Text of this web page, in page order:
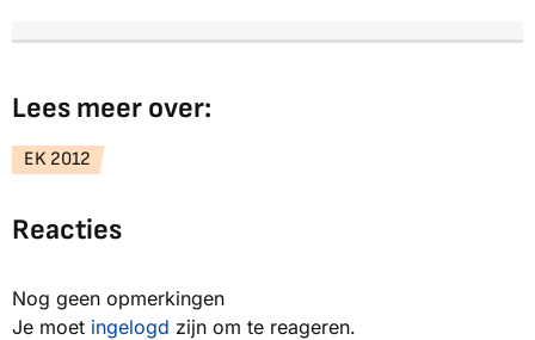
Lees meer over:
EK 2012
Reacties
Nog geen opmerkingen
Je moet ingelogd zijn om te reageren.